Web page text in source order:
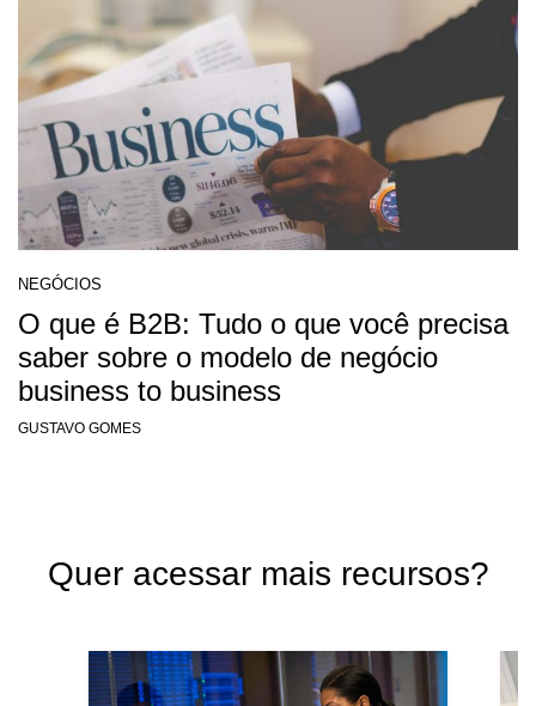
NEGÓCIOS
O que é B2B: Tudo o que você precisa
saber sobre o modelo de negócio
business to business
GUSTAVO GOMES
Quer acessar mais recursos?